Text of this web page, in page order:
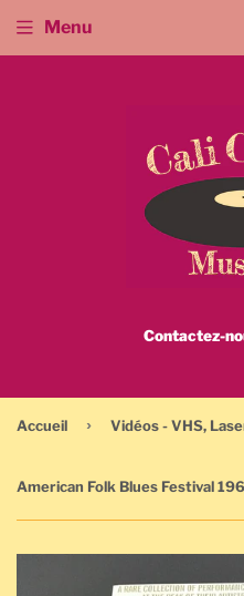
Contactez-
Menu
Accueil › Vidéos - VHS,